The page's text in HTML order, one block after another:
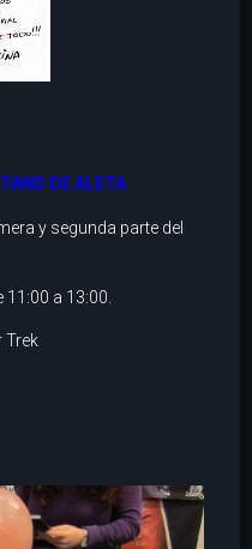
DE ALETA
y segunda parte del
a 13:00.
Trek